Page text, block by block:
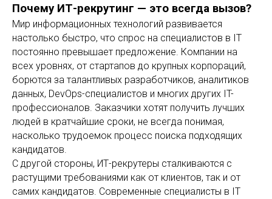
Почему ИТ-рекрутинг — это всегда вызов?
Мир информационных технологий развивается
настолько быстро, что спрос на специалистов в IT
постоянно превышает предложение. Компании на
всех уровнях, от стартапов до крупных корпораций,
борются за талантливых разработчиков, аналитиков
данных, DevOps-специалистов и многих других IT-
профессионалов. Заказчики хотят получить лучших
людей в кратчайшие сроки, не всегда понимая,
насколько трудоемок процесс поиска подходящих
кандидатов.
С другой стороны, ИТ-рекрутеры сталкиваются с
растущими требованиями как от клиентов, так и от
самих кандидатов. Современные специалисты в IT